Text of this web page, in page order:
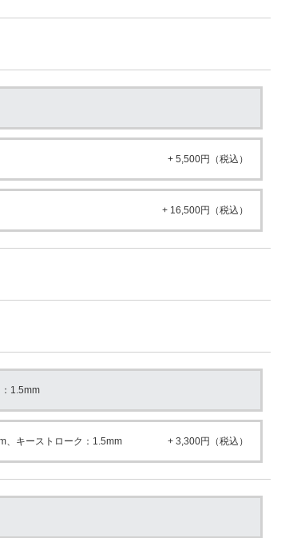
+ 5,500円（税込）
+ 16,500円（税込）
1.5mm
、キーストローク：1.5mm + 3,300円（税込）